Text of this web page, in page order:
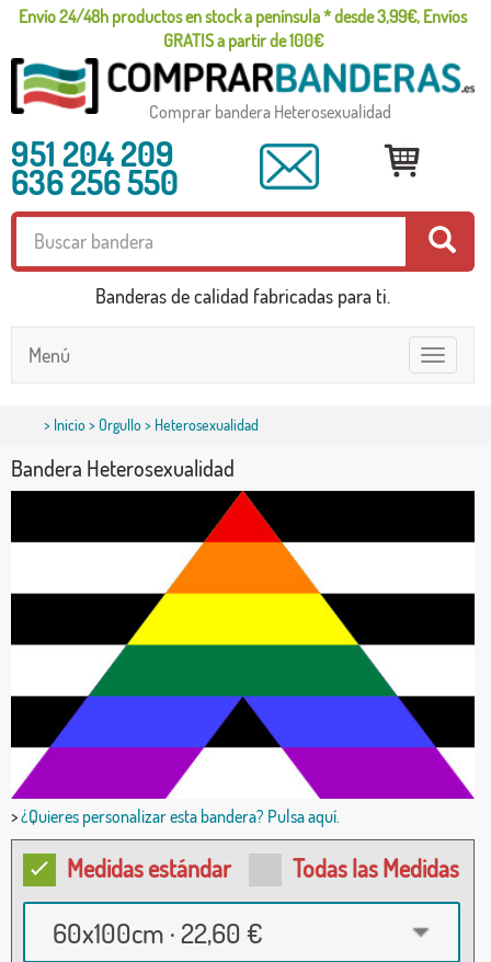
Envío 24/48h productos en stock a península * desde 3,99€, Envíos
GRATIS a partir de 100€
Comprar bandera Heterosexualidad
951 204 209
636 256 550
Banderas de calidad fabricadas para ti.
Toggle
navigation
Menú
> Inicio>Orgullo> Heterosexualidad
Bandera Heterosexualidad
>¿Quieres personalizar esta bandera? Pulsa aquí.
Medidas estándar Todas las Medidas
60x100cm · 22,60 €